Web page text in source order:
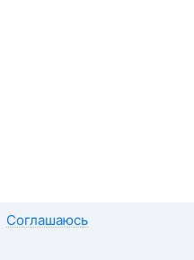
Соглашаюсь